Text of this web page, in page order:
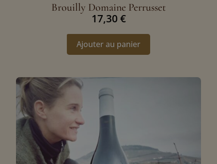
Brouilly Domaine Perrusset
17,30 €
Ajouter au panier